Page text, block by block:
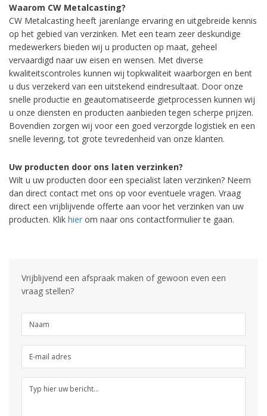
Waarom CW Metalcasting?
CW Metalcasting heeft jarenlange ervaring en uitgebreide kennis
op het gebied van verzinken. Met een team zeer deskundige
medewerkers bieden wij u producten op maat, geheel
vervaardigd naar uw eisen en wensen. Met diverse
kwaliteitscontroles kunnen wij topkwaliteit waarborgen en bent
u dus verzekerd van een uitstekend eindresultaat. Door onze
snelle productie en geautomatiseerde gietprocessen kunnen wij
u onze diensten en producten aanbieden tegen scherpe prijzen.
Bovendien zorgen wij voor een goed verzorgde logistiek en een
snelle levering, tot grote tevredenheid van onze klanten.
Uw producten door ons laten verzinken?
Wilt u uw producten door een specialist laten verzinken? Neem
dan direct contact met ons op voor eventuele vragen. Vraag
direct een vrijblijvende offerte aan voor het verzinken van uw
producten. Klik hier om naar ons contactformulier te gaan.
Vrijblijvend een afspraak maken of gewoon even een
vraag stellen?